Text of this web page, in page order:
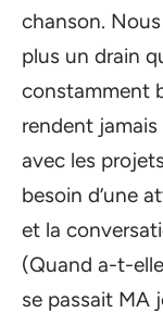
chanson.
plus un drain
constamment
rendent
avec les
besoin d’une
et la
(Quand a-t-
se passait MA